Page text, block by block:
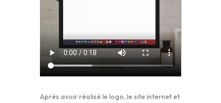
Après avoir réalisé le logo, le site internet et